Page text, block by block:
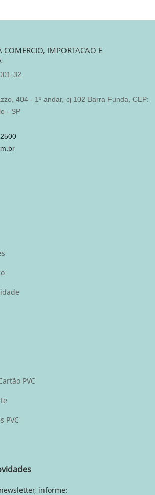
IMPORTACAO E
32
404 - 1º andar, cj 102 Barra Funda, CEP:
- SP
PVC
PVC
informe: